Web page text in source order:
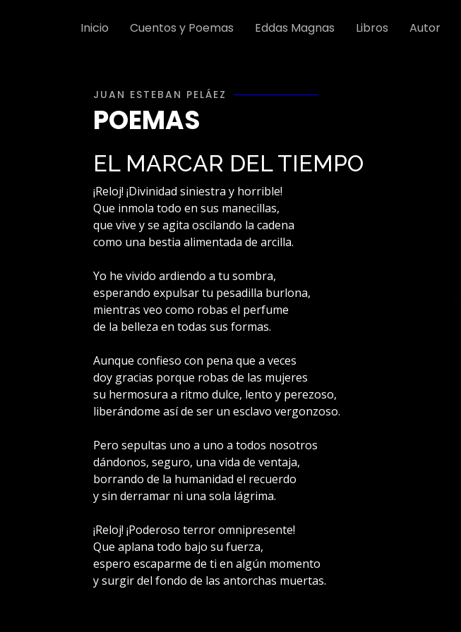
Inicio Cuentos y Poemas Eddas Magnas Libros Autor
JUAN ESTEBAN PELÁEZ
POEMAS
EL MARCAR DEL TIEMPO
¡Reloj! ¡Divinidad siniestra y horrible!
Que inmola todo en sus manecillas,
que vive y se agita oscilando la cadena
como una bestia alimentada de arcilla.
Yo he vivido ardiendo a tu sombra,
esperando expulsar tu pesadilla burlona,
mientras veo como robas el perfume
de la belleza en todas sus formas.
Aunque confieso con pena que a veces
doy gracias porque robas de las mujeres
su hermosura a ritmo dulce, lento y perezoso,
liberándome así de ser un esclavo vergonzoso.
Pero sepultas uno a uno a todos nosotros
dándonos, seguro, una vida de ventaja,
borrando de la humanidad el recuerdo
y sin derramar ni una sola lágrima.
¡Reloj! ¡Poderoso terror omnipresente!
Que aplana todo bajo su fuerza,
espero escaparme de ti en algún momento
y surgir del fondo de las antorchas muertas.